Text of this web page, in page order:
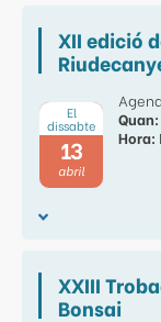
XII edició
El
dissabte
13
abril
Quan:
Hora:
XXIII
Bonsai